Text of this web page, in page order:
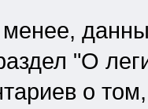
"О
о